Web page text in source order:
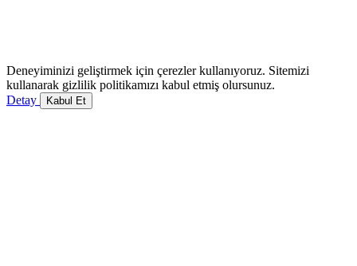
Deneyiminizi geliştirmek için çerezler kullanıyoruz. Sitemizi
kullanarak gizlilik politikamızı kabul etmiş olursunuz.
Detay
Kabul Et